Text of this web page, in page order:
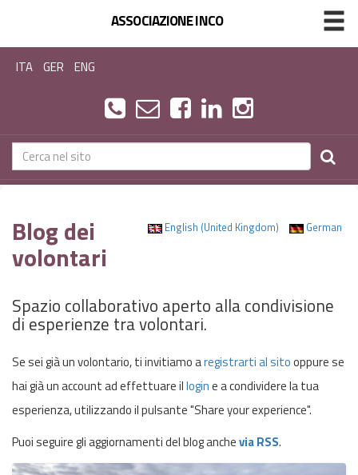
ASSOCIAZIONE INCO
ITA GER ENG
English (United Kingdom) German
Blog dei
volontari
Spazio collaborativo aperto alla condivisione
di esperienze tra volontari.
Se sei già un volontario, ti invitiamo aregistrarti al sitooppure se
hai già un account ad effettuare illogine a condividere la tua
esperienza, utilizzando il pulsante "Share your experience".
Puoi seguire gli aggiornamenti del blog anchevia RSS.